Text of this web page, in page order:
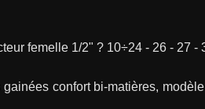
femelle 1/2" ? 10÷24 - 26 - 27